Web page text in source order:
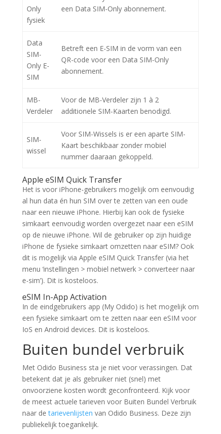
Only
fysiek
een Data SIM-Only abonnement.
Data
SIM-
Only E-
SIM
Betreft een E-SIM in de vorm van een
QR-code voor een Data SIM-Only
abonnement.
MB-
Verdeler
Voor de MB-Verdeler zijn 1 à 2
additionele SIM-Kaarten benodigd.
SIM-
wissel
Voor SIM-Wissels is er een aparte SIM-
Kaart beschikbaar zonder mobiel
nummer daaraan gekoppeld.
Apple eSIM Quick Transfer
Het is voor iPhone-gebruikers mogelijk om eenvoudig
al hun data én hun SIM over te zetten van een oude
naar een nieuwe iPhone. Hierbij kan ook de fysieke
simkaart eenvoudig worden overgezet naar een eSIM
op de nieuwe iPhone. Wil de gebruiker op zijn huidige
iPhone de fysieke simkaart omzetten naar eSIM? Ook
dit is mogelijk via Apple eSIM Quick Transfer (via het
menu ‘instellingen > mobiel netwerk > converteer naar
e-sim’). Dit is kosteloos.
eSIM In-App Activation
In de eindgebruikers app (My Odido) is het mogelijk om
een fysieke simkaart om te zetten naar een eSIM voor
IoS en Android devices. Dit is kosteloos.
Buiten bundel verbruik
Met Odido Business sta je niet voor verassingen. Dat
betekent dat je als gebruiker niet (snel) met
onvoorziene kosten wordt geconfronteerd. Kijk voor
de meest actuele tarieven voor Buiten Bundel Verbruik
naar detarievenlijsten van Odido Business. Deze zijn
publiekelijk toegankelijk.